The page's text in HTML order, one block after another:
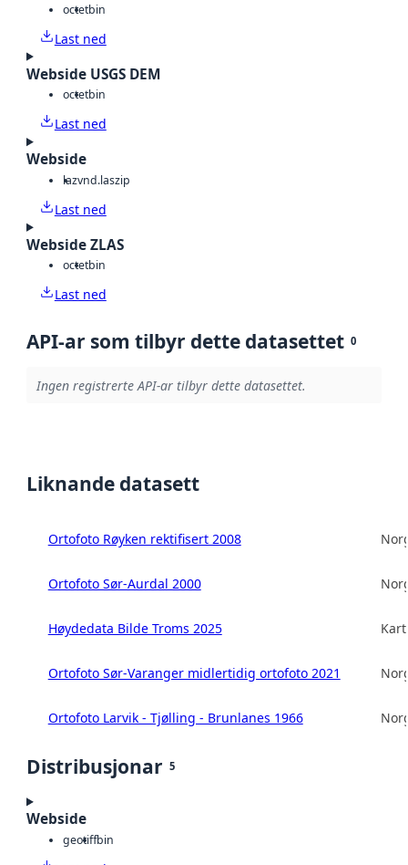
octetbin
Last ned
Webside USGS DEM
octetbin
Last ned
Webside
lazvnd.laszip
Last ned
Webside ZLAS
octetbin
Last ned
API-ar som tilbyr dette datasettet 0
Ingen registrerte API-ar tilbyr dette datasettet.
Liknande datasett
Ortofoto Røyken rektifisert 2008
Ortofoto Sør-Aurdal 2000
Høydedata Bilde Troms 2025
Ortofoto Sør-Varanger midlertidig ortofoto 2021
Ortofoto Larvik - Tjølling - Brunlanes 1966
Distribusjonar 5
Webside
geotiffbin